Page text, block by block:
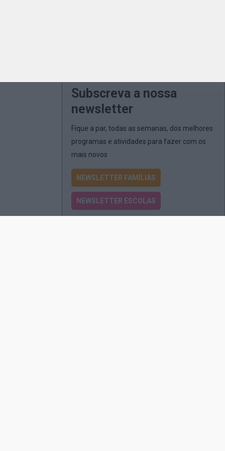
Subscreva a nossa
newsletter
Fique a par, todas as semanas, dos melhores
programas e atividades para fazer com os
mais novos
NEWSLETTER FAMÍLIAS
NEWSLETTER ESCOLAS